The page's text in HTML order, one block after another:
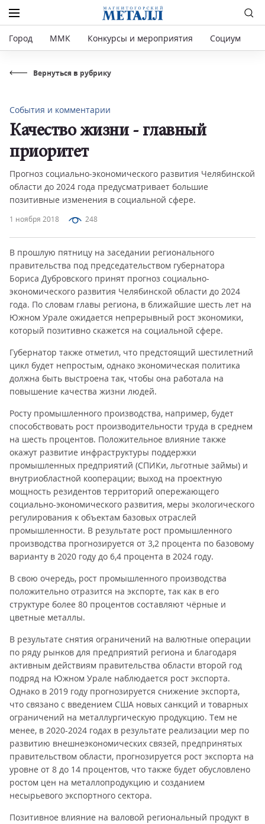
Город ММК Конкурсы и мероприятия Социум
Вернуться в рубрику
1 ноября 2018 248
События и комментарии
Качество жизни - главный
приоритет
Прогноз социально-экономического развития Челябинской
области до 2024 года предусматривает большие
позитивные изменения в социальной сфере.
В прошлую пятницу на заседании регионального
правительства под председательством губернатора
Бориса Дубровского принят прогноз социально-
экономического развития Челябинской области до 2024
года. По словам главы региона, в ближайшие шесть лет на
Южном Урале ожидается непрерывный рост экономики,
который позитивно скажется на социальной сфере.
Губернатор также отметил, что предстоящий шестилетний
цикл будет непростым, однако экономическая политика
должна быть выстроена так, чтобы она работала на
повышение качества жизни людей.
Росту промышленного производства, например, будет
способствовать рост производительности труда в среднем
на шесть процентов. Положительное влияние также
окажут развитие инфраструктуры поддержки
промышленных предприятий (СПИКи, льготные займы) и
внутриобластной кооперации; выход на проектную
мощность резидентов территорий опережающего
социально-экономического развития, меры экологического
регулирования к объектам базовых отраслей
промышленности. В результате рост промышленного
производства прогнозируется от 3,2 процента по базовому
варианту в 2020 году до 6,4 процента в 2024 году.
В свою очередь, рост промышленного производства
положительно отразится на экспорте, так как в его
структуре более 80 процентов составляют чёрные и
цветные металлы.
В результате снятия ограничений на валютные операции
по ряду рынков для предприятий региона и благодаря
активным действиям правительства области второй год
подряд на Южном Урале наблюдается рост экспорта.
Однако в 2019 году прогнозируется снижение экспорта,
что связано с введением США новых санкций и товарных
ограничений на металлургическую продукцию. Тем не
менее, в 2020-2024 годах в результате реализации мер по
развитию внешнеэкономических связей, предпринятых
правительством области, прогнозируется рост экспорта на
уровне от 8 до 14 процентов, что также будет обусловлено
ростом цен на металлопродукцию и созданием
несырьевого экспортного сектора.
Позитивное влияние на валовой региональный продукт в